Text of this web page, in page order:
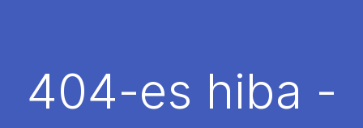
BÉREL
404-es hiba -